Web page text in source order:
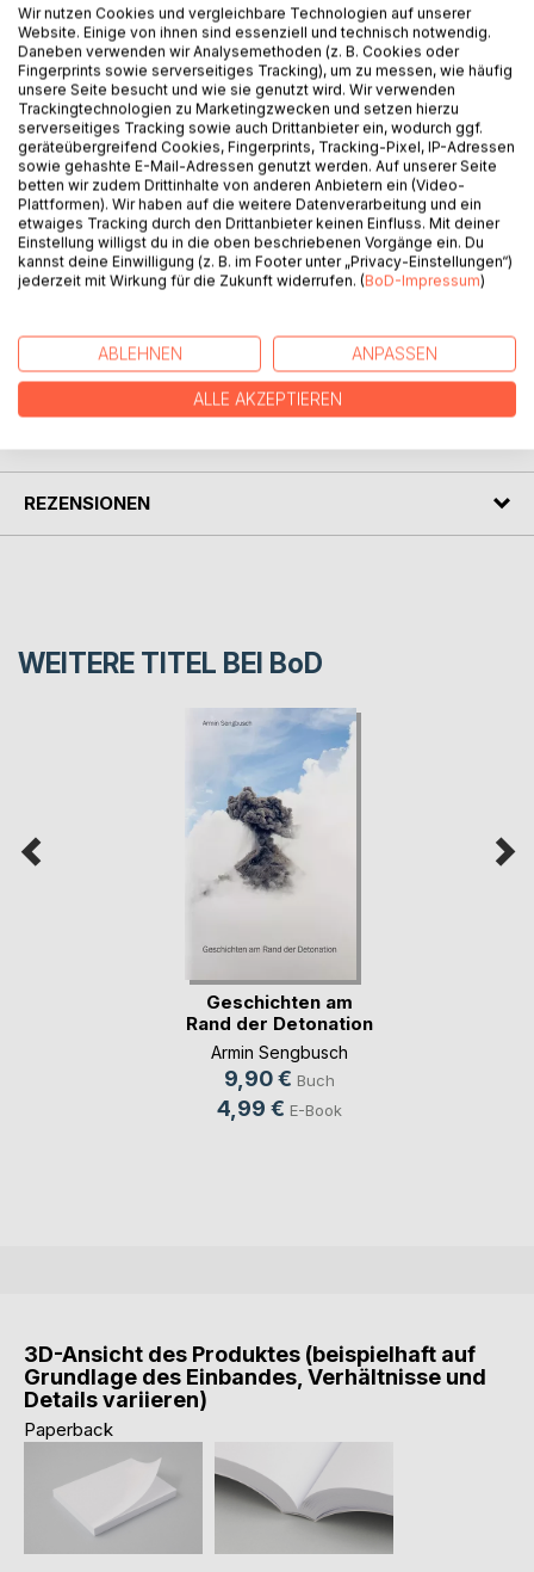
BESCHREIBUNG
Es ist nicht nur das Buch zum Bühnenprogramm, es ist auch
das Buch zur Krankheit. Armin Sengbusch weiß, wovon er
schreibt und spricht, ist selbst chronisch depressiv
(Dysthymie) und spricht seit Jahren offen über die
Krankheit. Sein Ziel dabei: Aufmerksamkeit und Verständnis
für die psychische Störung, die immer noch von vielen
belächelt oder deren Existenz angezweifelt wird.
Im Buch gibt der Autor einen humorvollen Einblick in sein
Seelenleben und auch ein paar Tipps, wie man als
AUTOR/IN
REZENSIONEN
WEITERE TITEL BEI BoD
Geschichten am
Rand der Detonation
Armin Sengbusch
9,90 € Buch
4,99 € E-Book
3D-Ansicht des Produktes (beispielhaft auf
Grundlage des Einbandes, Verhältnisse und
Details variieren)
Paperback
Wir nutzen Cookies und vergleichbare Technologien auf unserer
Website. Einige von ihnen sind essenziell und technisch notwendig.
Daneben verwenden wir Analysemethoden (z. B. Cookies oder
Fingerprints sowie serverseitiges Tracking), um zu messen, wie häufig
unsere Seite besucht und wie sie genutzt wird. Wir verwenden
Trackingtechnologien zu Marketingzwecken und setzen hierzu
serverseitiges Tracking sowie auch Drittanbieter ein, wodurch ggf.
geräteübergreifend Cookies, Fingerprints, Tracking-Pixel, IP-Adressen
sowie gehashte E-Mail-Adressen genutzt werden. Auf unserer Seite
betten wir zudem Drittinhalte von anderen Anbietern ein (Video-
Plattformen). Wir haben auf die weitere Datenverarbeitung und ein
etwaiges Tracking durch den Drittanbieter keinen Einfluss. Mit deiner
Einstellung willigst du in die oben beschriebenen Vorgänge ein. Du
kannst deine Einwilligung (z. B. im Footer unter „Privacy-Einstellungen“)
jederzeit mit Wirkung für die Zukunft widerrufen. (BoD-Impressum)
ABLEHNEN ANPASSEN
ALLE AKZEPTIEREN